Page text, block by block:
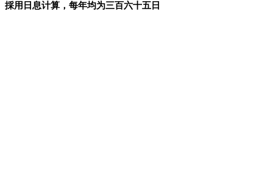
採用日息计算，每年均为三百六十五日